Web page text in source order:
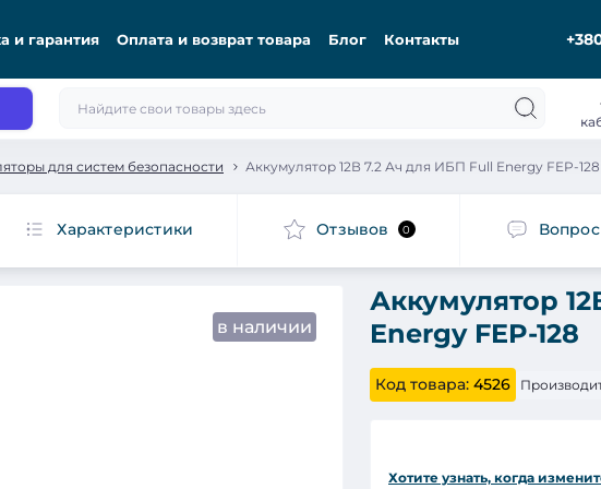
и гарантия Оплата и возврат товара Блог Контакты
для систем безопасности Аккумулятор 12В 7.2 Ач для ИБП Full Energy FEP-128
Характеристики Отзывов 0
в наличии
Аккумулятор
Energy FEP-128
Код товара: 4526
Хотите узнать, когда